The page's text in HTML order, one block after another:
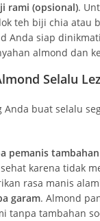
rami (opsional).
teh biji chia atau
Anda siap
almond dan
Selalu
buat selalu
pemanis tambahan
karena tidak
rasa manis
garam. Almond
tanpa tambahan